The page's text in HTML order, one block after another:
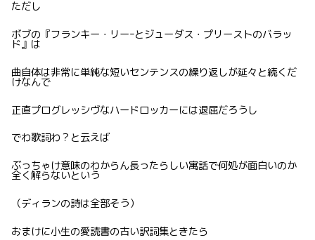
ただし
ボブの『フランキー・リーｰとジューダス・プリーストのバラッ
ド』は
曲自体は非常に単純な短いセンテンスの繰り返しが延々と続くだ
けなんで
正直プログレッシヴなハードロッカーには退屈だろうし
でわ歌詞わ？と云えば
ぶっちゃけ意味のわからん長ったらしい寓話で何処が面白いのか
全く解らないという
（ディランの詩は全部そう）
おまけに小生の愛読書の古い訳詞集ときたら